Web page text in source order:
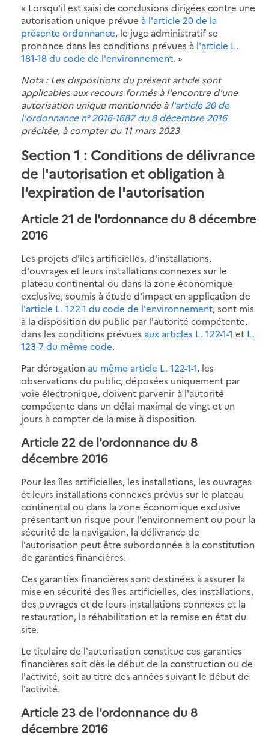
« Lorsqu'il est saisi de conclusions dirigées contre une
autorisation unique prévue à l'article 20 de la
présente ordonnance, le juge administratif se
prononce dans les conditions prévues à l'article L.
181-18 du code de l'environnement. »
Nota : Les dispositions du présent article sont
applicables aux recours formés à l'encontre d'une
autorisation unique mentionnée àl'article 20 de
l'ordonnance n° 2016-1687 du 8 décembre 2016
précitée, à compter du 11 mars 2023
Section 1 : Conditions de délivrance
de l'autorisation et obligation à
l'expiration de l'autorisation
Article 21 de l'ordonnance du 8 décembre
2016
Les projets d'îles artificielles, d'installations,
d'ouvrages et leurs installations connexes sur le
plateau continental ou dans la zone économique
exclusive, soumis à étude d'impact en application de
l'article L. 122-1 du code de l'environnement, sont mis
à la disposition du public par l'autorité compétente,
dans les conditions prévues aux articles L. 122-1-1 et L.
123-7 du même code.
Par dérogation au même article L. 122-1-1, les
observations du public, déposées uniquement par
voie électronique, doivent parvenir à l'autorité
compétente dans un délai maximal de vingt et un
jours à compter de la mise à disposition.
Article 22 de l'ordonnance du 8
décembre 2016
Pour les îles artificielles, les installations, les ouvrages
et leurs installations connexes prévus sur le plateau
continental ou dans la zone économique exclusive
présentant un risque pour l'environnement ou pour la
sécurité de la navigation, la délivrance de
l'autorisation peut être subordonnée à la constitution
de garanties financières.
Ces garanties financières sont destinées à assurer la
mise en sécurité des îles artificielles, des installations,
des ouvrages et de leurs installations connexes et la
restauration, la réhabilitation et la remise en état du
site.
Le titulaire de l'autorisation constitue ces garanties
financières soit dès le début de la construction ou de
l'activité, soit au titre des années suivant le début de
l'activité.
Article 23 de l'ordonnance du 8
décembre 2016